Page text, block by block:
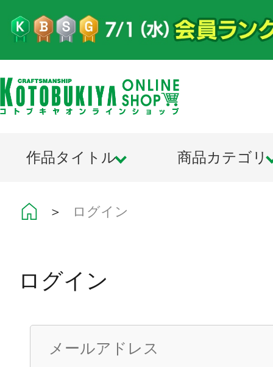
作品タイトル 商品カテゴリ
＞ ログイン
ログイン